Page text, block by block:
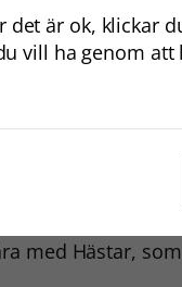
att vi har
erär stort, det vet
också över
Lisa Thorngren
med Hästar,
är ok, klickar
vill ha genom